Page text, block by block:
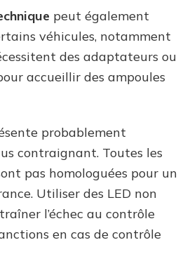
peut également
véhicules, notamment
des adaptateurs ou
accueillir des ampoules
probablement
contraignant. Toutes les
pas homologuées pour un
Utiliser des LED non
l’échec au contrôle
en cas de contrôle